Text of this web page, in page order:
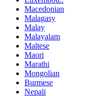
Macedonian
Malagasy
Malay
Malayalam
Maltese
Maori
Marathi
Mongolian
Burmese
Nepali